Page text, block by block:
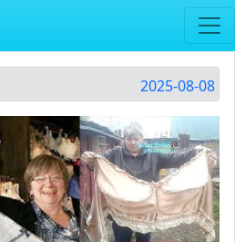
2025-08-08